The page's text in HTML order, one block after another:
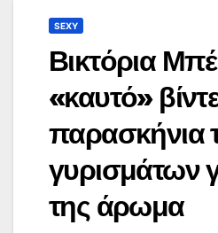
SEXY
Βικτόρια
«καυτό»
παρασκήνια
γυρισμάτων
της άρωμα